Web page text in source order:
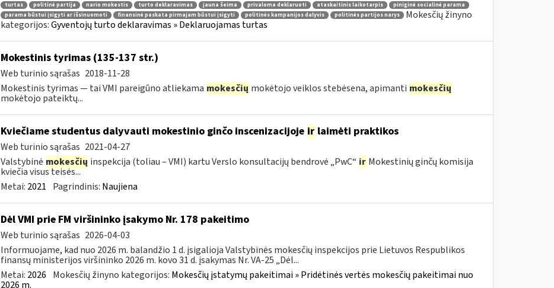
turtas politinė partija nario mokestis turto deklaravimas jauna šeima privaloma deklaruoti ataskaitinis laikotarpis
piniginė socialinė parama
parama būstui įsigyti ar išsinuomoti
finansinė paskata pirmajam būstui įsigyti politinės kampanijos dalyvis politinės partijos narys
Mokesčių žinyno
kategorijos:Gyventojų turto deklaravimas » Deklaruojamas turtas
Mokestinis tyrimas (135-137 str.)
Web turinio sąrašas 2018-11-28
Mokestinis tyrimas — tai VMI pareigūno atliekama mokesčių mokėtojo veiklos stebėsena, apimanti mokesčių
mokėtojo pateiktų...
Kviečiame studentus dalyvauti mokestinio ginčo inscenizacijoje irlaimėti praktikos
Web turinio sąrašas 2021-04-27
Valstybinė mokesčių inspekcija (toliau – VMI) kartu Verslo konsultacijų bendrovė „PwC“ ir Mokestinių ginčų komisija
kviečia visus teisės...
Metai: 2021 Pagrindinis: Naujiena
Dėl VMI prie FM viršininko įsakymo Nr. 178 pakeitimo
Web turinio sąrašas 2026-04-03
Informuojame, kad nuo 2026 m. balandžio 1 d. įsigalioja Valstybinės mokesčių inspekcijos prie Lietuvos Respublikos
finansų ministerijos viršininko 2026 m. kovo 31 d. įsakymas Nr. VA-25 „Dėl...
Metai: 2026 Mokesčių žinyno kategorijos: Mokesčių įstatymų pakeitimai » Pridėtinės vertės mokesčių pakeitimai nuo
2026 m.